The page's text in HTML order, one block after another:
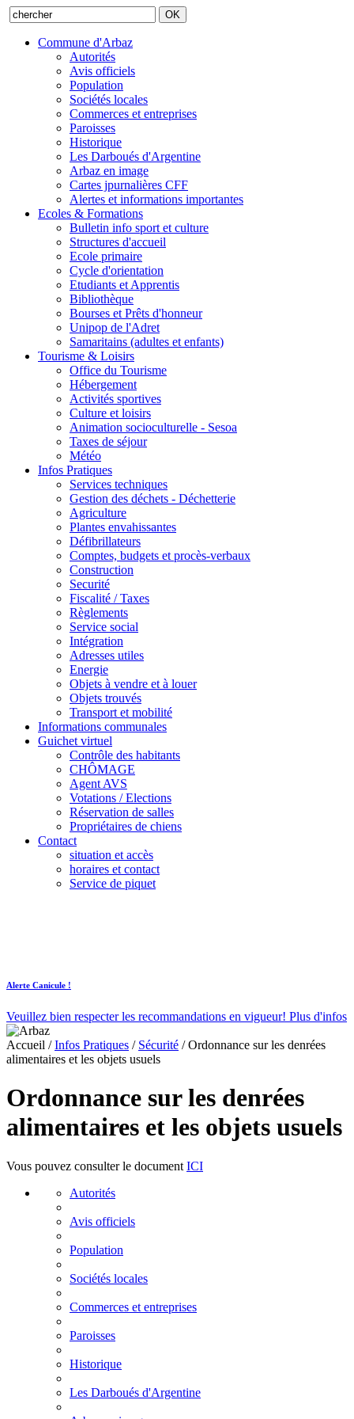
Commune d'Arbaz
Autorités
Avis officiels
Population
Sociétés locales
Commerces et entreprises
Paroisses
Historique
Les Darboués d'Argentine
Arbaz en image
Cartes jpurnalières CFF
Alertes et informations importantes
Ecoles & Formations
Bulletin info sport et culture
Structures d'accueil
Ecole primaire
Cycle d'orientation
Etudiants et Apprentis
Bibliothèque
Bourses et Prêts d'honneur
Unipop de l'Adret
Samaritains (adultes et enfants)
Tourisme & Loisirs
Office du Tourisme
Hébergement
Activités sportives
Culture et loisirs
Animation socioculturelle - Sesoa
Taxes de séjour
Météo
Infos Pratiques
Services techniques
Gestion des déchets - Déchetterie
Agriculture
Plantes envahissantes
Défibrillateurs
Comptes, budgets et procès-verbaux
Construction
Securité
Fiscalité / Taxes
Règlements
Service social
Intégration
Adresses utiles
Energie
Objets à vendre et à louer
Objets trouvés
Transport et mobilité
Informations communales
Guichet virtuel
Contrôle des habitants
CHÔMAGE
Agent AVS
Votations / Elections
Réservation de salles
Propriétaires de chiens
Contact
situation et accès
horaires et contact
Service de piquet
Alerte Canicule !
Veuillez bien respecter les recommandations en vigueur! Plus d'infos
Accueil /Infos Pratiques / Sécurité /Ordonnance sur les denrées
alimentaires et les objets usuels
Ordonnance sur les denrées
alimentaires et les objets usuels
Vous pouvez consulter le document ICI
Autorités
Avis officiels
Population
Sociétés locales
Commerces et entreprises
Paroisses
Historique
Les Darboués d'Argentine